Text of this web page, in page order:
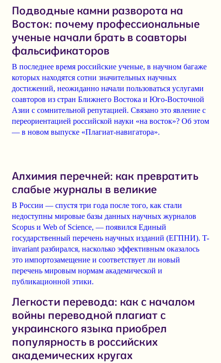
Подводные камни разворота на
Восток: почему профессиональные
ученые начали брать в соавторы
фальсификаторов
В последнее время российские ученые, в научном багаже
которых находятся сотни значительных научных
достижений, неожиданно начали пользоваться услугами
соавторов из стран Ближнего Востока и Юго-Восточной
Азии с сомнительной репутацией. Связано это явление с
переориентацией российской науки «на восток»? Об этом
— в новом выпуске «Плагиат-навигатора».
Алхимия перечней: как превратить
слабые журналы в великие
В России — спустя три года после того, как стали
недоступны мировые базы данных научных журналов
Scopus и Web of Science, — появился Единый
государственный перечень научных изданий (ЕГПНИ). T-
invariant разбирался, насколько эффективным оказалось
это импортозамещение и соответствует ли новый
перечень мировым нормам академической и
публикационной этики.
Легкости перевода: как с началом
войны переводной плагиат с
украинского языка приобрел
популярность в российских
академических кругах